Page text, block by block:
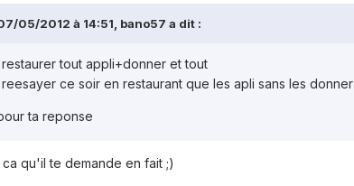
05/2012 à 14:51, bano57 a dit :
tout appli+donner et tout
ce soir en restaurant que les apli sans les donner
ta reponse
qu'il te demande en fait ;)